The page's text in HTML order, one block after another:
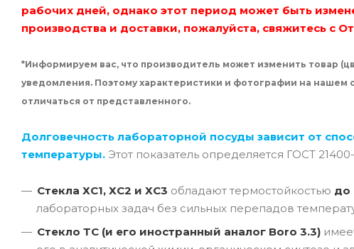
рабочих дней, однако этот период может быть
производства и доставки, пожалуйста, свяжитесь с
*Информируем вас, что производитель может изменить товар
уведомления. Поэтому характеристики и фотографии на
отличаться от представленного.
Долговечность лабораторной посуды зависит от
температуры. Этот показатель определяется ГОСТ
Стекла ХС1, ХС2 и ХС3 обладают термостойкостью до
лабораторных задач без сильных перепадов
Стекло ТС (и его иностранный аналог Boro 3.3)